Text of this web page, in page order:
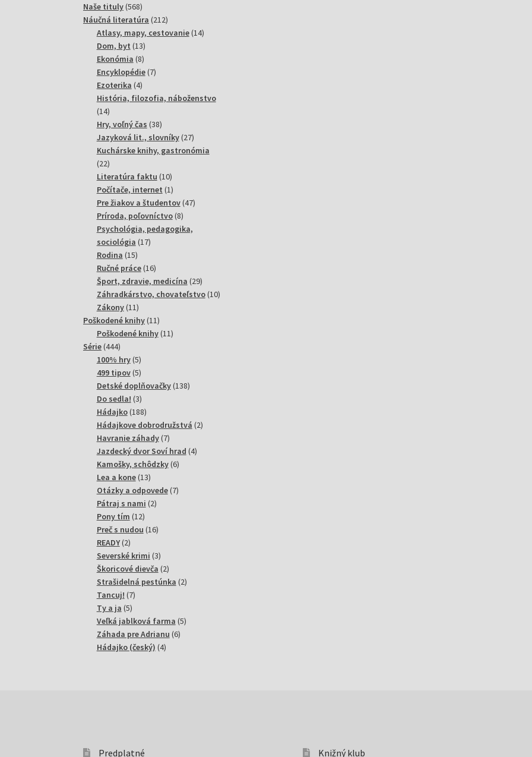
Naše tituly 568568
produktov
Náučná literatúra 212212
produktov
Atlasy, mapy, cestovanie 1414
Dom, byt 1313
produktov
Ekonómia 88
produktov
Encyklopédie 77
Ezoterika 44
produkty
História, filozofia, náboženstvo
1414
produktov
Hry, voľný čas 3838
produktov
Jazyková lit., slovníky 2727
produktov
Kuchárske knihy, gastronómia
2222
produktov
Literatúra faktu 1010
produktov
Počítače, internet 11
produkt
Pre žiakov a študentov 4747
Príroda, poľovníctvo 88
produktov
Psychológia, pedagogika,
sociológia 1717
Rodina 1515
produktov
Ručné práce 1616
produktov
Šport, zdravie, medicína 2929
produktov
Záhradkárstvo, chovateľstvo 1010
Zákony 1111
produktov
Poškodené knihy 1111
produktov
Poškodené knihy 1111
Série 444444
produktov
100% hry 55
produktov
499 tipov 55
produktov
Detské doplňovačky 138138
Do sedla! 33
produkty
Hádajko 188188
produktov
Hádajkove dobrodružstvá 22
Havranie záhady 77
produktov
Jazdecký dvor Soví hrad 44
Kamošky, schôdzky 66
Lea a kone 1313
produktov
Otázky a odpovede 77
Pátraj s nami 22
Pony tím 1212
produktov
Preč s nudou 1616
READY 22
produkty
Severské krimi 33
produkty
Škoricové dievča 22
produkty
Strašidelná pestúnka 22
Tancuj! 77
Ty a ja 55
produktov
Veľká jablková farma 55
Záhada pre Adrianu 66
Hádajko (český) 44
Predplatné Knižný klub